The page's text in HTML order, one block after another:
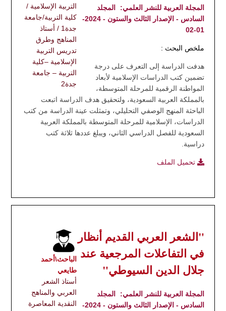
التربية الإسلامية /
كلية التربية/جامعة
جدة1 / أستاذ
المناهج وطرق
تدريس التربية
الإسلامية –كلية
التربية – جامعة
جدة2
المجلة العربية للنشر العلمي:
المجلد
السادس - الإصدار الثالث والستون - 2024-
01-02
ملخص البحث :
هدفت الدراسة إلى التعرف على درجة
تضمين كتب الدراسات الإسلامية لأبعاد
المواطنة الرقمية للمرحلة المتوسطة،
بالمملكة العربية السعودية، ولتحقيق هدف الدراسة اتبعت
الباحثة المنهج الوصفي التحليلي، وتمثلت عينة الدراسة من كتب
الدراسات، الإسلامية للمرحلة المتوسطة بالمملكة العربية
السعودية للفصل الدراسي الثاني، ويبلغ عددها ثلاثة كتب
دراسية.
تحميل الملف
الباحث\أحمد
طايعي
أستاذ الشعر
العربي والمناهج
النقدية المعاصرة
"الشعر العربي القديم أنظار
في التفاعلات المرجعية عند
جلال الدين السيوطي"
المجلة العربية للنشر العلمي:
المجلد
السادس - الإصدار الثالث والستون - 2024-